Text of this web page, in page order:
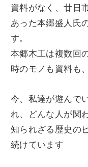
資料がなく、廿日
あった本郷盛人氏
す。
本郷木工は複数回
時のモノも資料も
今、私達が遊んで
れ、どんな人が関
知られざる歴史の
続けています